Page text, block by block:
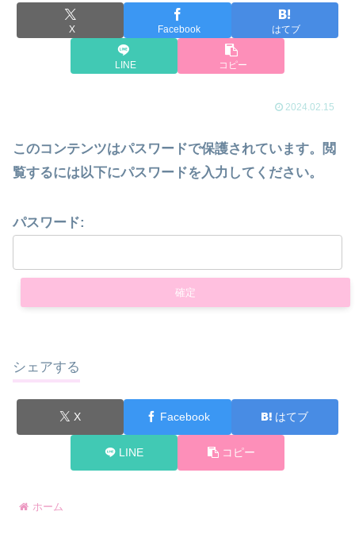
X Facebook はてブ
LINE コピー
2024.02.15
このコンテンツはパスワードで保護されています。閲
覧するには以下にパスワードを入力してください。
パスワード:
シェアする
X Facebook はてブ
LINE コピー
ホーム